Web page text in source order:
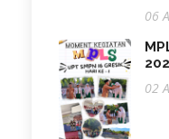
06
02